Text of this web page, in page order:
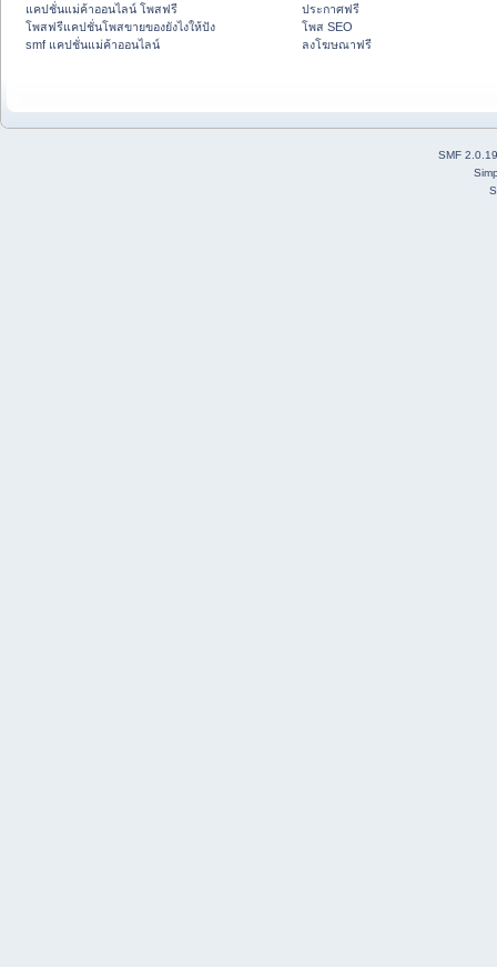
แคปชั่นแม่ค้าออนไลน์ โพสฟรี
โพสฟรีแคปชั่นโพสขายของยังไงให้ปัง
smf แคปชั่นแม่ค้าออนไลน์
ประกาศฟรี
โพส SEO
ลงโฆษณาฟรี
SMF 2.0.19